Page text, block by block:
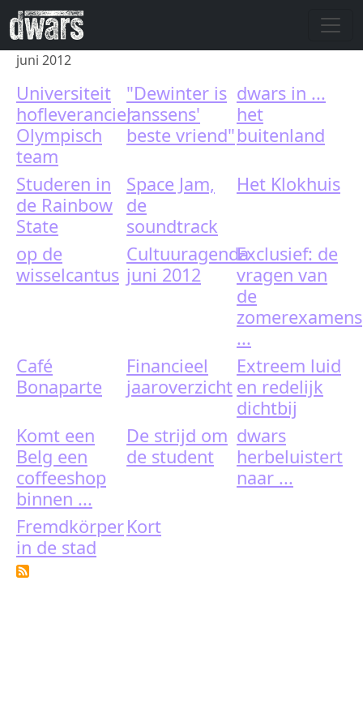
Skip to main content
juni 2012
Universiteit
hofleverancier
Olympisch
team
"Dewinter is
Janssens'
beste vriend"
dwars in ...
het
buitenland
Studeren in
de Rainbow
State
Space Jam,
de
soundtrack
Het Klokhuis
op de
wisselcantus
Cultuuragenda
juni 2012
Exclusief: de
vragen van
de
zomerexamens
...
Café
Bonaparte
Financieel
jaaroverzicht
Extreem luid
en redelijk
dichtbij
Komt een
Belg een
coffeeshop
binnen ...
De strijd om
de student
dwars
herbeluistert
naar ...
Fremdkörper
in de stad
Kort